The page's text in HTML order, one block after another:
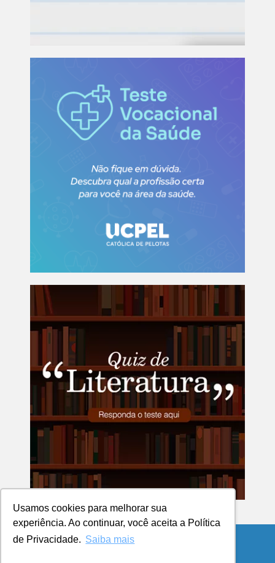
Usamos cookies para melhorar sua
experiência. Ao continuar, você aceita a Política
de Privacidade. Saiba mais